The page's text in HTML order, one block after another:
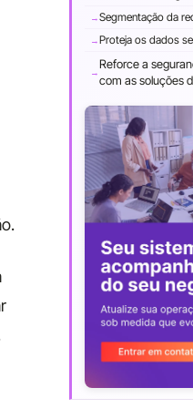
Segmentação da
Proteja os dados
Reforce a
com as soluções